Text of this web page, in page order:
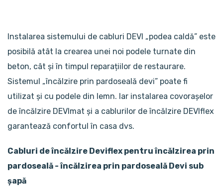
Instalarea sistemului de cabluri DEVI „podea caldă” este
posibilă atât la crearea unei noi podele turnate din
beton, cât și în timpul reparațiilor de restaurare.
Sistemul „încălzire prin pardoseală devi” poate fi
utilizat și cu podele din lemn. Iar instalarea covorașelor
de încălzire DEVImat și a cablurilor de încălzire DEVIflex
garantează confortul în casa dvs.
Cabluri de încălzire Deviflex pentru încălzirea prin
pardoseală - încălzirea prin pardoseală Devi sub
șapă